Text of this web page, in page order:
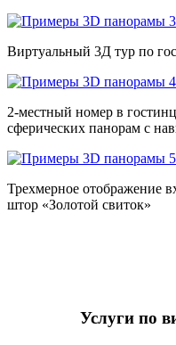
Виртуальный 3Д тур по
2-местный номер в
сферических панорам с
Трехмерное отображение
штор «Золотой свиток»
Услуги по